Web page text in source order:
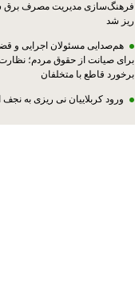
فرهنگ‌سازی مدیریت مصرف برق
ریز شد
هم‌صدایی مسئولان اجرایی و
برای صیانت از حقوق مردم؛ نظارت
برخورد قاطع با متخلفان
ورود کربلاییان نی ریزی به